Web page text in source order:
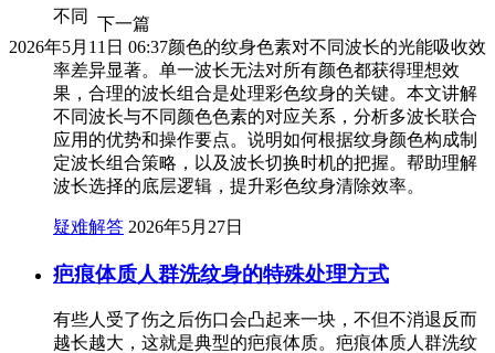
下一篇
2026年5月11日 06:37
不同
颜色的纹身色素对不同波长的光能吸收效
率差异显著。单一波长无法对所有颜色都获得理想效
果，合理的波长组合是处理彩色纹身的关键。本文讲解
不同波长与不同颜色色素的对应关系，分析多波长联合
应用的优势和操作要点。说明如何根据纹身颜色构成制
定波长组合策略，以及波长切换时机的把握。帮助理解
波长选择的底层逻辑，提升彩色纹身清除效率。
疑难解答 2026年5月27日
疤痕体质人群洗纹身的特殊处理方式
有些人受了伤之后伤口会凸起来一块，不但不消退反而
越长越大，这就是典型的疤痕体质。疤痕体质人群洗纹